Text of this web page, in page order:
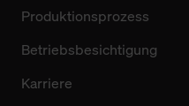
Produktionsprozess
Betriebsbesichtigung
Karriere